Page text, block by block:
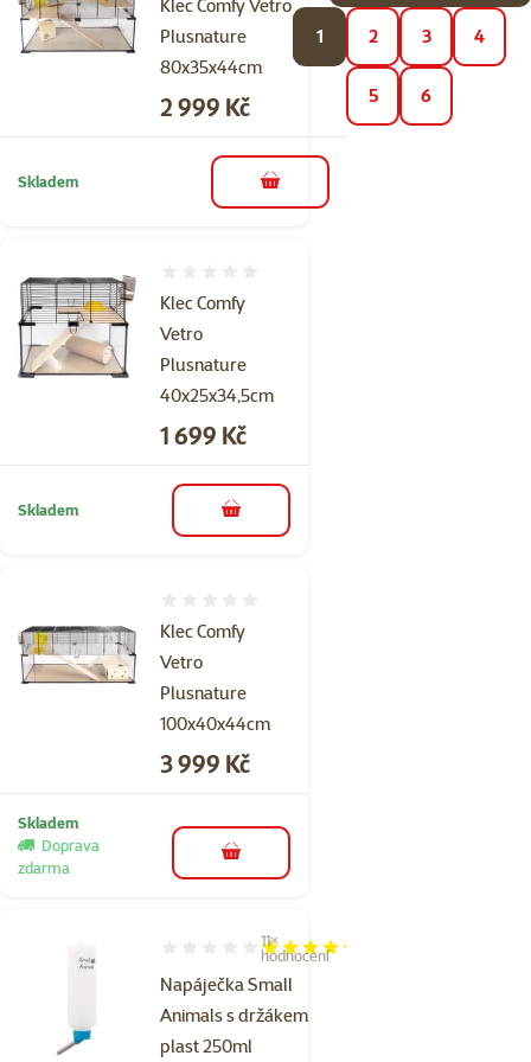
Klec Comfy Vetro
Plusnature
80x35x44cm
Cena
2 999 Kč
Skladem do košíku
Klec Comfy
Vetro
Plusnature
40x25x34,5cm
Cena
1 699 Kč
Skladem do košíku
Klec Comfy
Vetro
Plusnature
100x40x44cm
Cena
3 999 Kč
Skladem
Doprava
zdarma
do košíku
Napáječka Small
Animals s držákem
plast 250ml
Hodnocení 85%, počet hodnocení: 11
11×
hodnocení
1 2 3 4
5 6